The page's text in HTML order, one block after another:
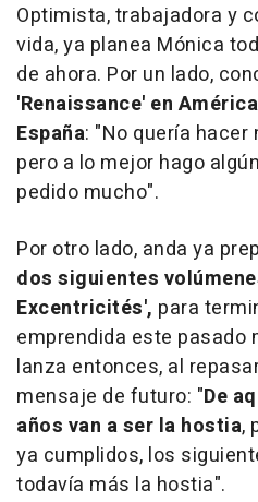
Optimista, trabajadora y
vida, ya planea Mónica
de ahora. Por un lado,
'Renaissance' en
España: "No quería
pero a lo mejor hago
pedido mucho".
Por otro lado, anda ya
dos siguientes
Excentricités', para
emprendida este pasado
lanza entonces, al
mensaje de futuro: "De
años van a ser la hostia,
ya cumplidos, los
todavía más la hostia".